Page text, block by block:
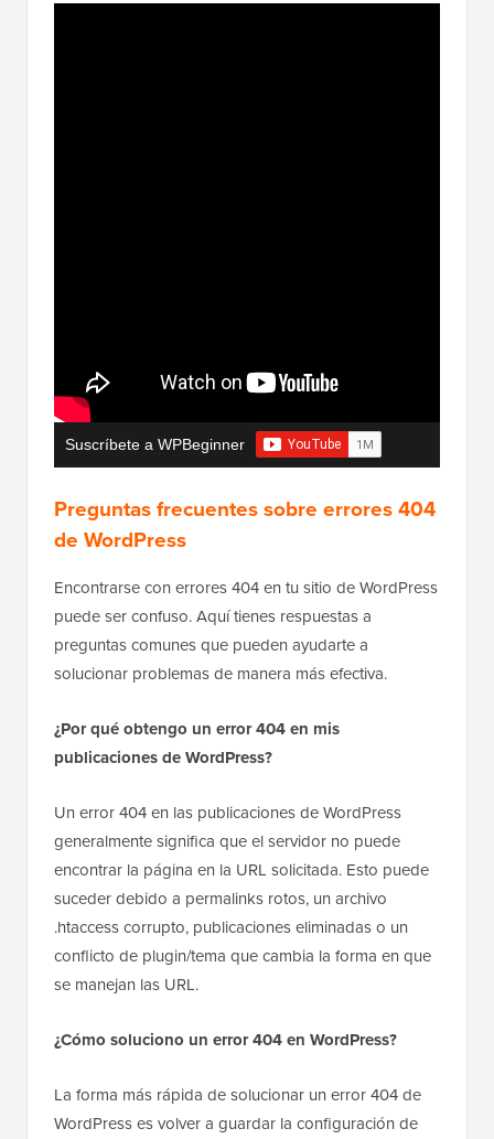
Suscríbete a WPBeginner
Preguntas frecuentes sobre errores 404
de WordPress
Encontrarse con errores 404 en tu sitio de WordPress
puede ser confuso. Aquí tienes respuestas a
preguntas comunes que pueden ayudarte a
solucionar problemas de manera más efectiva.
¿Por qué obtengo un error 404 en mis
publicaciones de WordPress?
Un error 404 en las publicaciones de WordPress
generalmente significa que el servidor no puede
encontrar la página en la URL solicitada. Esto puede
suceder debido a permalinks rotos, un archivo
.htaccess corrupto, publicaciones eliminadas o un
conflicto de plugin/tema que cambia la forma en que
se manejan las URL.
¿Cómo soluciono un error 404 en WordPress?
La forma más rápida de solucionar un error 404 de
WordPress es volver a guardar la configuración de